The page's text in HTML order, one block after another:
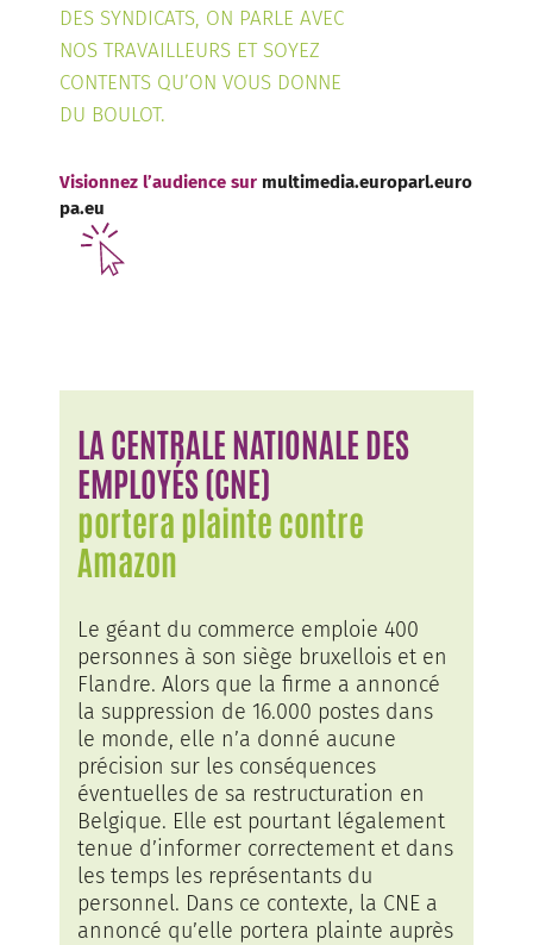
DES SYNDICATS, ON PARLE AVEC
NOS TRAVAILLEURS ET SOYEZ
CONTENTS QU’ON VOUS DONNE
DU BOULOT.
Visionnez l’audience sur multimedia.europarl.euro
pa.eu
LA CENTRALE NATIONALE DES
EMPLOYÉS (CNE)
portera plainte contre
Amazon
Le géant du commerce emploie 400
personnes à son siège bruxellois et en
Flandre. Alors que la firme a annoncé
la suppression de 16.000 postes dans
le monde, elle n’a donné aucune
précision sur les conséquences
éventuelles de sa restructuration en
Belgique. Elle est pourtant légalement
tenue d’informer correctement et dans
les temps les représentants du
personnel. Dans ce contexte, la CNE a
annoncé qu’elle portera plainte auprès